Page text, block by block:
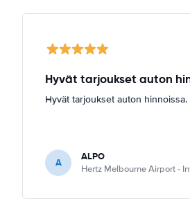
Hyvät tarjoukset auton
Hyvät tarjoukset auton hinnoissa.
A ALPO
Hertz Melbourne Airport -